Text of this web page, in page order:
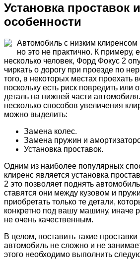
Установка проставок
особенности
Автомобиль с низким клиренсом
но это не практично. К примеру,
несколько человек, Форд Фокус 2
чиркать о дорогу при проезде по
того, в некоторых местах проехать
поскольку есть риск повредить или
деталь на нижней части
несколько способов увеличения
можно выделить:
Замена колес.
Замена пружин и
Установка проставок.
Одним из наиболее популярных
клиренс является установка
2 это позволяет поднять
ставятся они между кузовом и
приобретать только те детали,
конкретно под вашу машину, иначе
не очень качественным.
В целом, поставить такие
автомобиль не сложно и не
этого необходимо выполнить